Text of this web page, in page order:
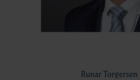
Runar Torgersen